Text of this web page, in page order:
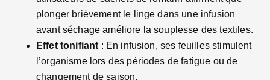
plonger brièvement le linge dans une infusion
avant séchage améliore la souplesse des textiles.
Effet tonifiant : En infusion, ses feuilles stimulent
l’organisme lors des périodes de fatigue ou de
changement de saison.